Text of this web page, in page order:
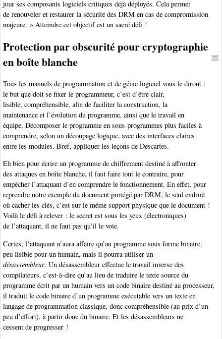
jour ses composants logiciels critiques déjà déployés. Cela permet
de renouveler et restaurer la sécurité des DRM en cas de compromission
majeure. » Atteindre cet objectif est un sacré défi !
Protection par obscurité pour cryptographie
en boîte blanche
Tous les manuels de programmation et de génie logiciel vous le diront :
le but que doit se fixer le programmeur, c’est d’être clair,
lisible, compréhensible, afin de faciliter la construction, la
maintenance et l’évolution du programme, ainsi que le travail en
équipe. Décomposer le programme en sous-programmes plus faciles à
comprendre, selon un découpage logique, avec des interfaces claires
entre les modules. Bref, appliquer les leçons de Descartes.
Eh bien pour écrire un programme de chiffrement destiné à affronter
des attaques en boîte blanche, il faut faire tout le contraire, pour
empêcher l’attaquant d’en comprendre le fonctionnement. En effet, pour
reprendre notre exemple du document protégé par DRM, le seul endroit
où cacher les clés, c’est sur le même support physique que le document !
Voilà le défi à relever : le secret est sous les yeux (électroniques)
de l’attaquant, il ne faut pas qu’il le voie.
Certes, l’attaquant n’aura affaire qu’au programme sous forme binaire,
peu lisible pour un humain, mais il pourra utiliser un
désassembleur. Un désassembleur effectue le travail inverse des
compilateurs, c’est-à-dire qu’au lieu de traduire le texte source du
programme écrit par un humain vers un code binaire destiné au processeur,
il traduit le code binaire d’un programme exécutable vers un texte en
langage de programmation classique, donc compréhensible (au prix d’un
peu d’effort), à partir donc du binaire. Et les désassembleurs ne
cessent de progresser !